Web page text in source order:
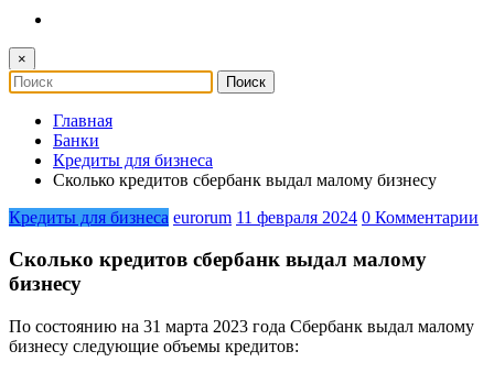
×
Главная
Банки
Кредиты для бизнеса
Сколько кредитов сбербанк выдал малому бизнесу
Кредиты для бизнеса eurorum 11 февраля 2024 0 Комментарии
Сколько кредитов сбербанк выдал малому
бизнесу
По состоянию на 31 марта 2023 года Сбербанк выдал малому
бизнесу следующие объемы кредитов: